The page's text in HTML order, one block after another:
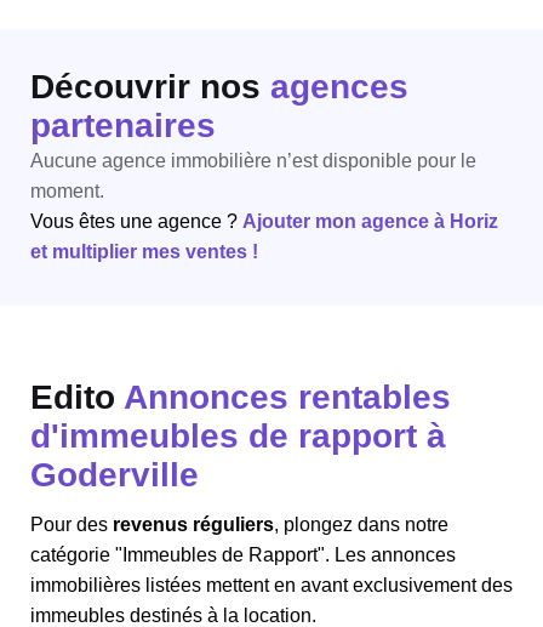
Découvrir nos agences
partenaires
Aucune agence immobilière n’est disponible pour le
moment.
Vous êtes une agence ? Ajouter mon agence à Horiz
et multiplier mes ventes !
Edito Annonces rentables
d'immeubles de rapport à
Goderville
Pour des revenus réguliers, plongez dans notre
catégorie "Immeubles de Rapport". Les annonces
immobilières listées mettent en avant exclusivement des
immeubles destinés à la location.